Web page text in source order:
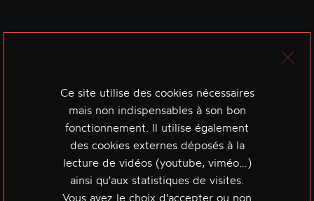
Ce site utilise des cookies nécessaires
mais non indispensables à son bon
fonctionnement. Il utilise également
des cookies externes déposés à la
lecture de vidéos (youtube, viméo…)
ainsi qu'aux statistiques de visites.
Vous avez le choix d'accepter ou non